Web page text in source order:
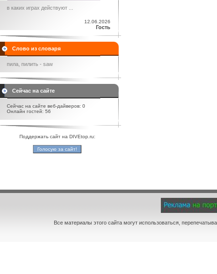
в каких играх действуют ...
12.06.2026
Гость
Слово из словаря
пила, пилить - saw
Сейчас на сайте
Сейчас на сайте веб-дайверов: 0
Онлайн гостей: 56
Поддержать сайт на DIVEtop.ru:
Все материалы этого сайта могут использоваться,